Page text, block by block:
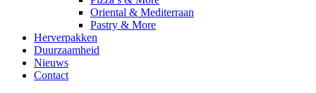
Oriental & Mediterraan
Pastry & More
Herverpakken
Duurzaamheid
Nieuws
Contact